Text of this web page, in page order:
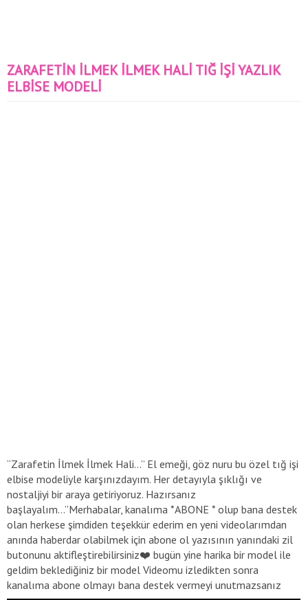
ZARAFETİN İLMEK İLMEK HALİ TIĞ İŞİ YAZLIK
ELBİSE MODELİ
“Zarafetin İlmek İlmek Hali…” El emeği, göz nuru bu özel tığ işi
elbise modeliyle karşınızdayım. Her detayıyla şıklığı ve
nostaljiyi bir araya getiriyoruz. Hazırsanız
başlayalım…”Merhabalar, kanalıma *ABONE * olup bana destek
olan herkese şimdiden teşekkür ederim en yeni videolarımdan
anında haberdar olabilmek için abone ol yazısının yanındaki zil
butonunu aktifleştirebilirsiniz❤️ bugün yine harika bir model ile
geldim beklediğiniz bir model Videomu izledikten sonra
kanalıma abone olmayı bana destek vermeyi unutmazsanız